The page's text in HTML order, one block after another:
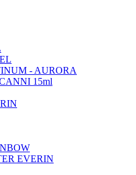
- AURORA
15ml
EVERIN